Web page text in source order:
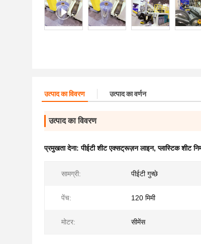
उत्पाद का विवरण उत्पाद का वर्णन
उत्पाद का विवरण
प्रमुखता देना:पीईटी शीट एक्सट्रूज़न लाइन,प्लास्टिक शीट
सामग्री: पीईटी गुच्छे
पेंच: 120 मिमी
मोटर: सीमेंस